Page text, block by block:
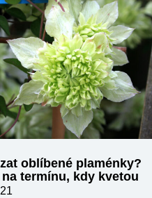
oblíbené plaménky?
na termínu, kdy kvetou